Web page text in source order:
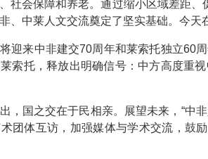
社会保障和养老。通过缩小区域差距
、中莱人文交流奠定了坚实基础。今
迎来中非建交70周年和莱索托独立60
索托，释放出明确信号：中方高度重
，国之交在于民相亲。展望未来，“中
团体互访，加强媒体与学术交流，鼓